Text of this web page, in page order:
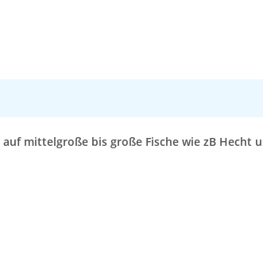
mittelgroße bis große Fische wie zB Hecht